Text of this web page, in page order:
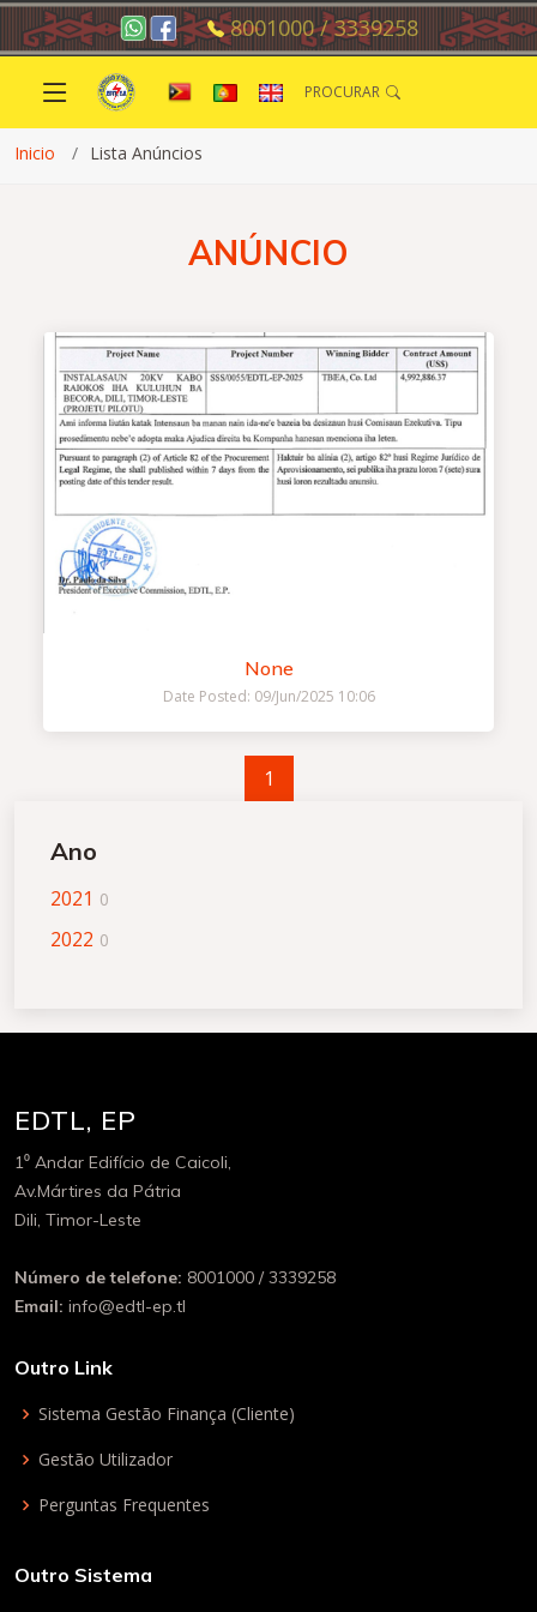
8001000 / 3339258
PROCURAR
Inicio Lista Anúncios
ANÚNCIO
None
Date Posted: 09/Jun/2025 10:06
1
Ano
2021 0
2022 0
EDTL, EP
1⁰ Andar Edifício de Caicoli,
Av.Mártires da Pátria
Dili, Timor-Leste
Número de telefone: 8001000 / 3339258
Email: info@edtl-ep.tl
Outro Link
Sistema Gestão Finança (Cliente)
Gestão Utilizador
Perguntas Frequentes
Outro Sistema